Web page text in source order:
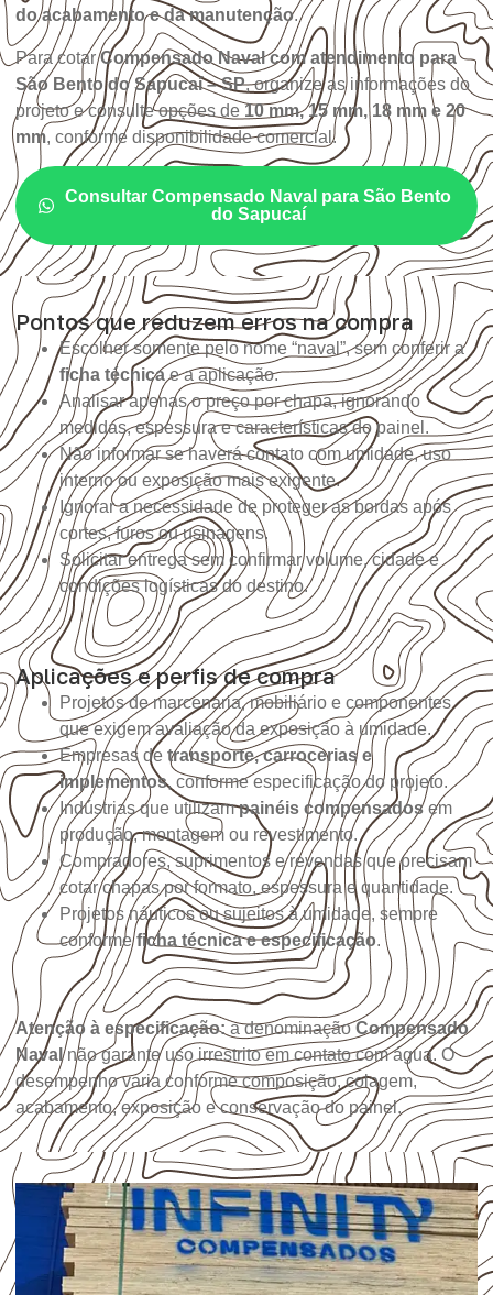
do acabamento e da manutenção.
Para cotarCompensado Naval com atendimento para
São Bento do Sapucaí – SP, organize as informações do
projeto e consulte opções de 10 mm, 15 mm, 18 mm e 20
mm, conforme disponibilidade comercial.
Consultar Compensado Naval para São Bento
do Sapucaí
Pontos que reduzem erros na compra
Escolher somente pelo nome “naval”, sem conferir a
ficha técnicae a aplicação.
Analisar apenas o preço por chapa, ignorando
medidas, espessura e características do painel.
Não informar se haverá contato com umidade, uso
interno ou exposição mais exigente.
Ignorar a necessidade de proteger as bordas após
cortes, furos ou usinagens.
Solicitar entrega sem confirmar volume, cidade e
condições logísticas do destino.
Aplicações e perfis de compra
Projetos de marcenaria, mobiliário e componentes
que exigem avaliação da exposição à umidade.
Empresas de transporte, carrocerias e
implementos, conforme especificação do projeto.
Indústrias que utilizampainéis compensadosem
produção, montagem ou revestimento.
Compradores, suprimentos e revendas que precisam
cotar chapas por formato, espessura e quantidade.
Projetos náuticos ou sujeitos à umidade, sempre
conformeficha técnica e especificação.
Atenção à especificação: a denominaçãoCompensado
Navalnão garante uso irrestrito em contato com água. O
desempenho varia conforme composição, colagem,
acabamento, exposição e conservação do painel.